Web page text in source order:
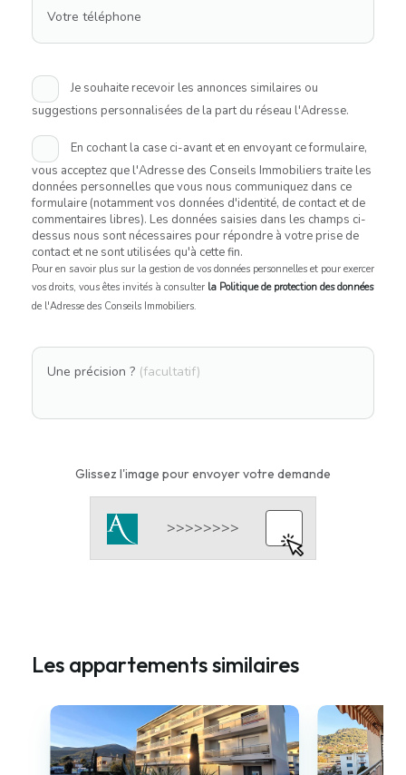
Votre téléphone
Je souhaite recevoir les annonces similaires ou
suggestions personnalisées de la part du réseau l'Adresse.
En cochant la case ci-avant et en envoyant ce formulaire,
vous acceptez que l'Adresse des Conseils Immobiliers traite les
données personnelles que vous nous communiquez dans ce
formulaire (notamment vos données d'identité, de contact et de
commentaires libres). Les données saisies dans les champs ci-
dessus nous sont nécessaires pour répondre à votre prise de
contact et ne sont utilisées qu'à cette fin.
Pour en savoir plus sur la gestion de vos données personnelles et pour exercer
vos droits, vous êtes invités à consulter la Politique de protection des données
de l'Adresse des Conseils Immobiliers.
Une précision ? (facultatif)
Glissez l'image pour envoyer votre demande
Les appartements similaires